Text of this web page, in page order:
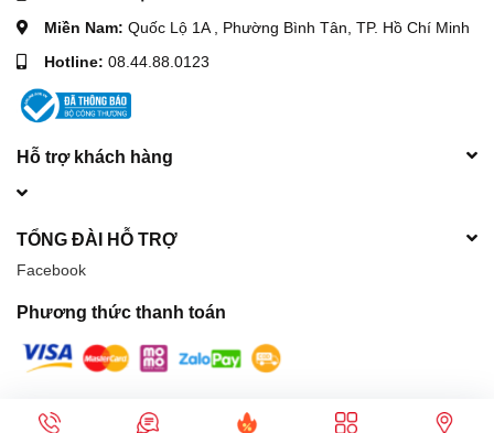
Miền Nam: Quốc Lộ 1A , Phường Bình Tân, TP. Hồ Chí Minh
Hotline: 08.44.88.0123
Hỗ trợ khách hàng
TỔNG ĐÀI HỖ TRỢ
Facebook
Phương thức thanh toán
© Bản quyền thuộc về Máy móc xây dựng Hòa Phát
| Cung cấp bởi